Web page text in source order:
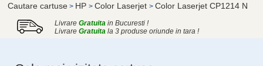
Cautare cartuse > HP > Color Laserjet > Color Laserjet CP1214 N
Livrare Gratuitain Bucuresti !
Livrare Gratuitala 3 produse oriunde in tara !